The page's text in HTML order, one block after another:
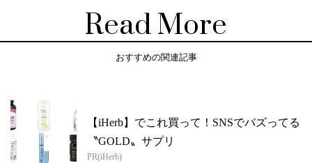
Read More
おすすめの関連記事
【iHerb】でこれ買って！SNSでバズってる
〝GOLD〟サプリ
PR(iHerb)